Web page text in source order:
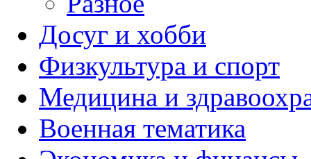
Досуг и хобби
Физкультура и спорт
Медицина и
Военная тематика